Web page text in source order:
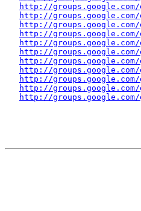
http://groups.google.com/
http://groups.google.com/
http://groups.google.com/
http://groups.google.com/
http://groups.google.com/
http://groups.google.com/
http://groups.google.com/
http://groups.google.com/
http://groups.google.com/
http://groups.google.com/
http://groups.google.com/